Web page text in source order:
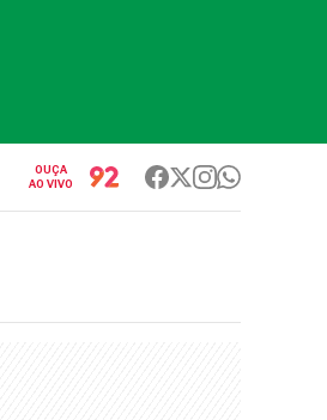
OUÇA
AO VIVO